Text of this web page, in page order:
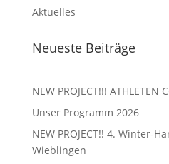
Aktuelles
Neueste Beiträge
NEW PROJECT!!! ATHLETEN
Unser Programm 2026
NEW PROJECT!! 4. Winter-
Wieblingen